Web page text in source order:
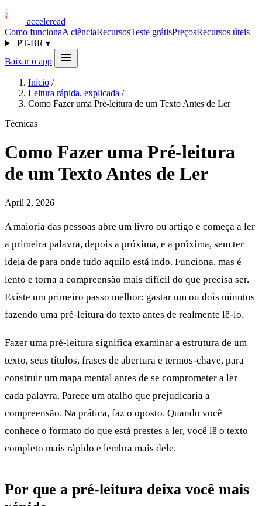
acceleread
Como funcionaA ciênciaRecursosTeste grátisPreçosRecursos úteis
PT-BR ▾
Baixar o app
Início /
Leitura rápida, explicada /
Como Fazer uma Pré-leitura de um Texto Antes de Ler
Técnicas
Como Fazer uma Pré-leitura
de um Texto Antes de Ler
April 2, 2026
A maioria das pessoas abre um livro ou artigo e começa a ler
a primeira palavra, depois a próxima, e a próxima, sem ter
ideia de para onde tudo aquilo está indo. Funciona, mas é
lento e torna a compreensão mais difícil do que precisa ser.
Existe um primeiro passo melhor: gastar um ou dois minutos
fazendo uma pré-leitura do texto antes de realmente lê-lo.
Fazer uma pré-leitura significa examinar a estrutura de um
texto, seus títulos, frases de abertura e termos-chave, para
construir um mapa mental antes de se comprometer a ler
cada palavra. Parece um atalho que prejudicaria a
compreensão. Na prática, faz o oposto. Quando você
conhece o formato do que está prestes a ler, você lê o texto
completo mais rápido e lembra mais dele.
Por que a pré-leitura deixa você mais